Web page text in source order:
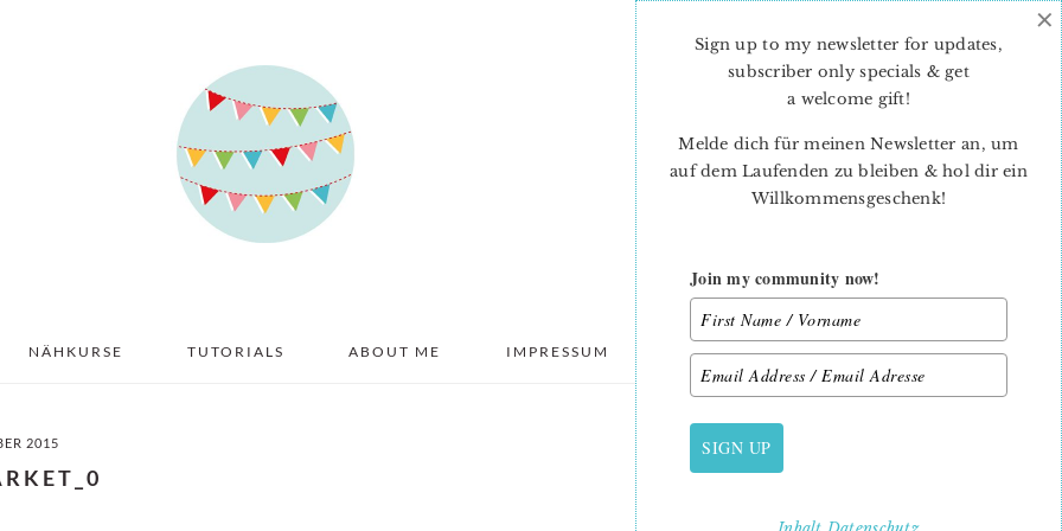
NÄHKURSE TUTORIALS ABOUT ME IMPRESSUM DATENSCHUTZ
2015
PRIMARY
SIDEBAR
Sign up to my newsletter for updates,
subscriber only specials & get
a welcome gift!
Melde dich für meinen Newsletter an, um
auf dem Laufenden zu bleiben & hol dir ein
Willkommensgeschenk!
Join my community now!
SIGN UP
×